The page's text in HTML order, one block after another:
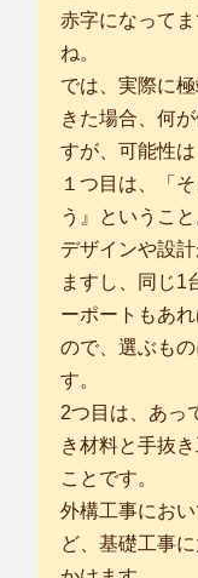
赤字になって
ね。
では、実際に
きた場合、何
すが、可能性は
１つ目は、「
う』ということ
デザインや設
ますし、同じ1
ーポートもあ
ので、選ぶも
す。
2つ目は、あっ
き材料と手抜
ことです。
外構工事にお
ど、基礎工事